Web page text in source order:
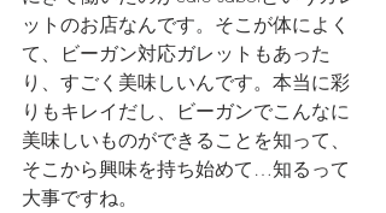
ットのお店なんです。そこが体によく
て、ビーガン対応ガレットもあった
り、すごく美味しいんです。本当に彩
りもキレイだし、ビーガンでこんなに
美味しいものができることを知って、
そこから興味を持ち始めて…知るって
大事ですね。